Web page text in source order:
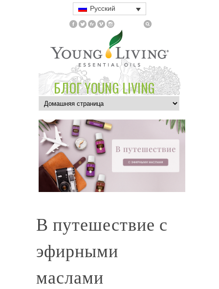
Русский
БЛОГ YOUNG LIVING
В путешествие с
эфирными
маслами